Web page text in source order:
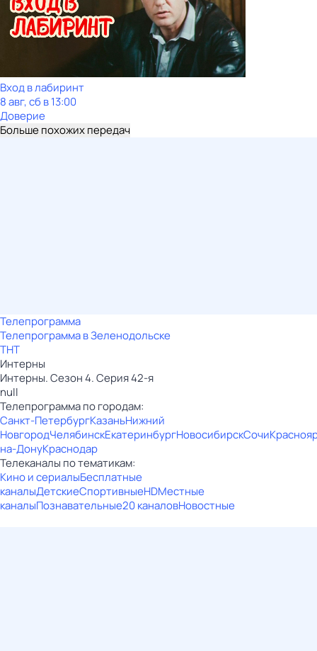
Вход в лабиринт
8 авг, сб в 13:00
Доверие
Больше похожих передач
Телепрограмма
Телепрограмма в Зеленодольске
ТНТ
Интерны
Интерны. Сезон 4. Серия 42-я
null
Телепрограмма по городам:
Санкт-ПетербургКазаньНижний
НовгородЧелябинскЕкатеринбургНовосибирскСочи
на-ДонуКраснодар
Телеканалы по тематикам:
Кино и сериалыБесплатные
каналыДетскиеСпортивныеHDМестные
каналыПознавательные20 каналовНовостные